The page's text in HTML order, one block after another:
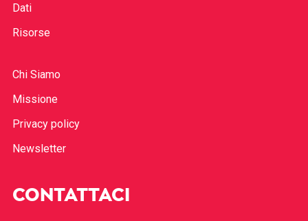
Dati
Risorse
Chi Siamo
Missione
Privacy policy
Newsletter
CONTATTACI